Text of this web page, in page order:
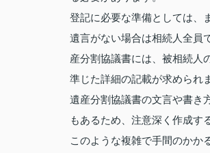
登記に必要な準備としては、
遺言がない場合は相続人全員
産分割協議書には、被相続人
準じた詳細の記載が求められ
遺産分割協議書の文言や書き
もあるため、注意深く作成す
このような複雑で手間のかか